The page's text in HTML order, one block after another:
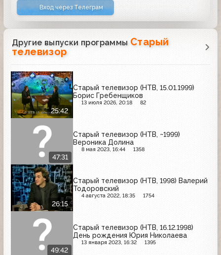
Вход через Телеграм
Другие выпуски программы Старый
телевизор
25:42
Старый телевизор (НТВ, 15.01.1999)
Борис Гребенщиков
13 июля 2026, 20:18 82
47:31
Старый телевизор (НТВ, ~1999)
Вероника Долина
8 мая 2023, 16:44 1358
26:15
Старый телевизор (НТВ, 1998) Валерий
Тодоровский
4 августа 2022, 18:35 1754
49:42
Старый телевизор (НТВ, 16.12.1998)
День рождения Юрия Николаева
13 января 2023, 16:32 1395